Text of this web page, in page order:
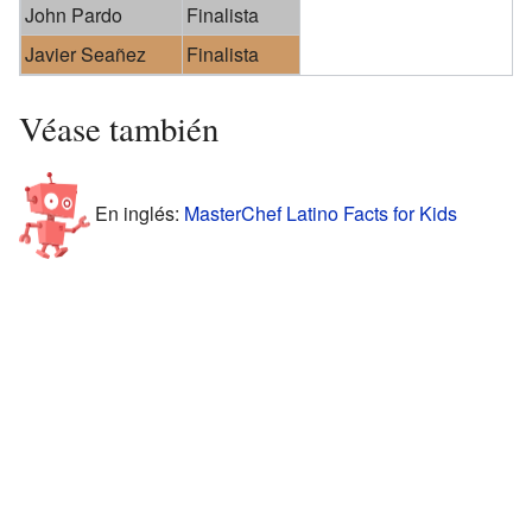
John Pardo
Finalista
Javier Seañez
Finalista
Véase también
En inglés: MasterChef Latino Facts for Kids